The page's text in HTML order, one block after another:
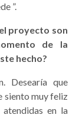
”.
proyecto son
de la
hecho?
Desearía que
siento muy feliz
en la